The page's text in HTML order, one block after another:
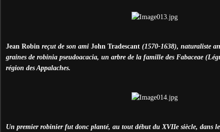
Jean Robin reçut de son ami John Tradescant (1570-1638), naturaliste
graines de robinia pseudoacacia, un arbre de la famille des Fabaceae
région des Appalaches.
Un premier robinier fut donc planté, au tout début du XVIIe siècle, dans